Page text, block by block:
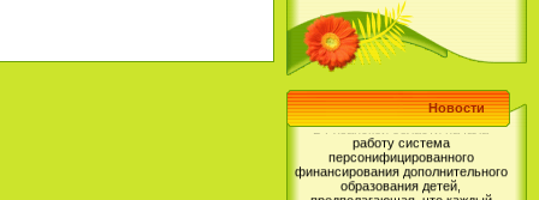
Новости
В Рязанской области начала
работу система
персонифицированного
финансирования дополнительного
образования детей,
предполагающая, что каждый
ребенок независимо от
финансового положения своей